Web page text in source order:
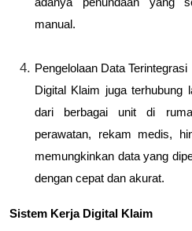
manual.
Pengelolaan Data Terintegrasi
Digital Klaim juga terhubung
dari berbagai unit di
perawatan, rekam medis,
memungkinkan data yang
dengan cepat dan akurat.
Sistem Kerja Digital Klaim